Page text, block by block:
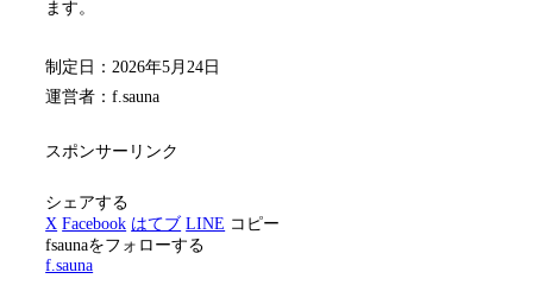
ます。
制定日：2026年5月24日
運営者：f.sauna
スポンサーリンク
シェアする
X Facebook はてブ LINE コピー
fsaunaをフォローする
f.sauna